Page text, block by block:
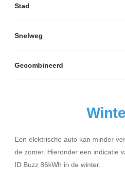
Stad
Snelweg
Gecombineerd
Een elektrische auto kan minder
de zomer. Hieronder een indicatie
ID.Buzz 86kWh in de winter.